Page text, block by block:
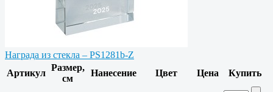
Награда из стекла – PS1281b-Z
Артикул
Размер,
см
Нанесение Цвет Цена Купить